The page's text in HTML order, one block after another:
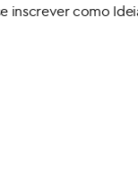
inscrever como